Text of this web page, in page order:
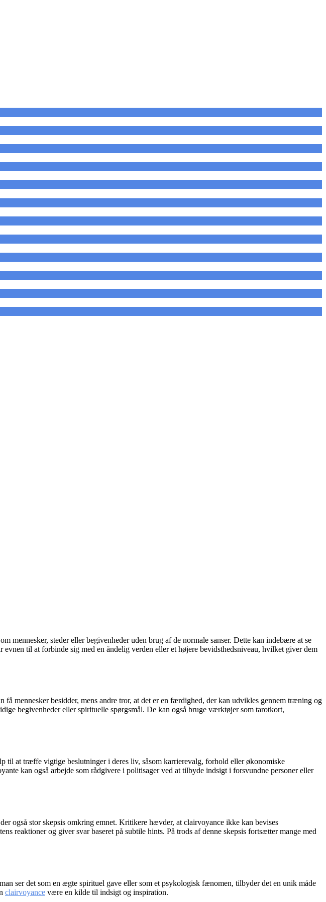
mennesker, steder eller begivenheder uden brug af de normale sanser. Dette kan indebære at se
til at forbinde sig med en åndelig verden eller et højere bevidsthedsniveau, hvilket giver dem
mennesker besidder, mens andre tror, at det er en færdighed, der kan udvikles gennem træning og
begivenheder eller spirituelle spørgsmål. De kan også bruge værktøjer som tarotkort,
til at træffe vigtige beslutninger i deres liv, såsom karrierevalg, forhold eller økonomiske
kan også arbejde som rådgivere i politisager ved at tilbyde indsigt i forsvundne personer eller
også stor skepsis omkring emnet. Kritikere hævder, at clairvoyance ikke kan bevises
reaktioner og giver svar baseret på subtile hints. På trods af denne skepsis fortsætter mange med
ser det som en ægte spirituel gave eller som et psykologisk fænomen, tilbyder det en unik måde
clairvoyance være en kilde til indsigt og inspiration.